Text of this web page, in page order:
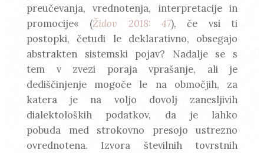
preučevanja, vrednotenja, interpretacije in
promocije« (Židov 2018: 47), če vsi ti
postopki, četudi le deklarativno, obsegajo
abstrakten sistemski pojav? Nadalje se s
tem v zvezi poraja vprašanje, ali je
dediščinjenje mogoče le na območjih, za
katera je na voljo dovolj zanesljivih
dialektoloških podatkov, da je lahko
pobuda med strokovno presojo ustrezno
ovrednotena. Izvora številnih tovrstnih